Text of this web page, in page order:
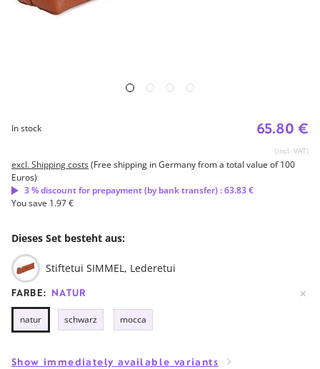
65.80 €
(incl. VAT)
In stock
excl. Shipping costs(Free shipping in Germany from a total value of 100
Euros)
3 % discount for prepayment (by bank transfer) : 63.83 €
You save 1.97 €
Dieses Set besteht aus:
Stiftetui SIMMEL, Lederetui
FARBE: NATUR
natur schwarz mocca
Show immediately available variants